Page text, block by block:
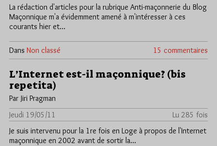
La rédaction d'articles pour la rubrique Anti-maçonnerie du Blog
Maçonnique m'a évidemment amené à m'intéresser à ces
courants hier et…
Dans Non classé 15 commentaires
L’Internet est-il maçonnique? (bis
repetita)
Par Jiri Pragman
Jeudi 19/05/11
Lu 285 fois
Je suis intervenu pour la 1re fois en Loge à propos de l'Internet
maçonnique en 2002 avant de sortir la…